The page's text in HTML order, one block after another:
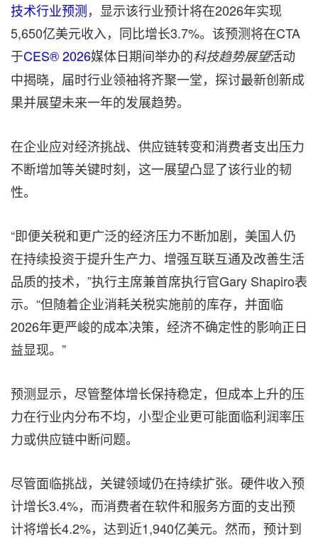
技术行业预测，显示该行业预计将在2026年实现
5,650亿美元收入，同比增长3.7%。该预测将在CTA
于CES® 2026媒体日期间举办的科技趋势展望活动
中揭晓，届时行业领袖将齐聚一堂，探讨最新创新成
果并展望未来一年的发展趋势。
在企业应对经济挑战、供应链转变和消费者支出压力
不断增加等关键时刻，这一展望凸显了该行业的韧
性。
“即便关税和更广泛的经济压力不断加剧，美国人仍
在持续投资于提升生产力、增强互联互通及改善生活
品质的技术，”执行主席兼首席执行官Gary Shapiro表
示。“但随着企业消耗关税实施前的库存，并面临
2026年更严峻的成本决策，经济不确定性的影响正日
益显现。”
预测显示，尽管整体增长保持稳定，但成本上升的压
力在行业内分布不均，小型企业更可能面临利润率压
力或供应链中断问题。
尽管面临挑战，关键领域仍在持续扩张。硬件收入预
计增长3.4%，而消费者在软件和服务方面的支出预
计将增长4.2%，达到近1,940亿美元。然而，预计到